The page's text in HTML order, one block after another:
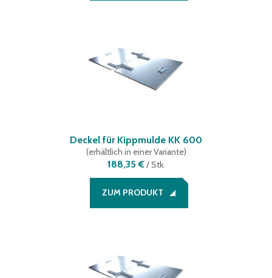
Deckel für Kippmulde KK 600
(erhältlich in einer Variante)
188,35 €/Stk.
ZUM PRODUKT